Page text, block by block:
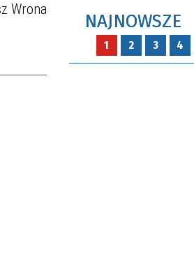
Wrona
NAJNOWSZE
1 2 3 4